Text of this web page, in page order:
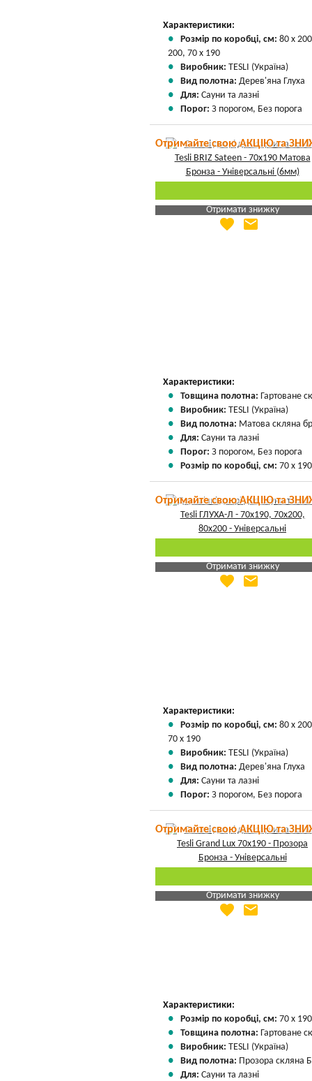
Характеристики:
Розмір по коробці, см: 80 х
200, 70 х 190
Виробник: TESLI (Україна)
Вид полотна: Дерев'яна Глуха
Для: Сауни та лазні
Порог: З порогом, Без порога
Отримайте свою АКЦІЮ та
Отримати знижку
Яка Ваша ціна
favorite email
Характеристики:
Товщина полотна: Гартоване
Виробник: TESLI (Україна)
Вид полотна: Матова скляна
Для: Сауни та лазні
Порог: З порогом, Без порога
Розмір по коробці, см: 70 х 190
Отримайте свою АКЦІЮ та
Отримати знижку
Яка Ваша ціна
favorite email
Характеристики:
Розмір по коробці, см: 80 х
70 х 190
Виробник: TESLI (Україна)
Вид полотна: Дерев'яна Глуха
Для: Сауни та лазні
Порог: З порогом, Без порога
Отримайте свою АКЦІЮ та
Отримати знижку
Яка Ваша ціна
favorite email
Характеристики:
Розмір по коробці, см: 70 х 190
Товщина полотна: Гартоване
Виробник: TESLI (Україна)
Вид полотна: Прозора скляна
Для: Сауни та лазні